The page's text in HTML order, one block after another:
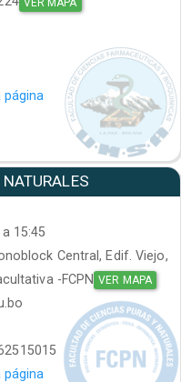
página
15:45
Central, Edif. Viejo,
-FCPN VER MAPA
página